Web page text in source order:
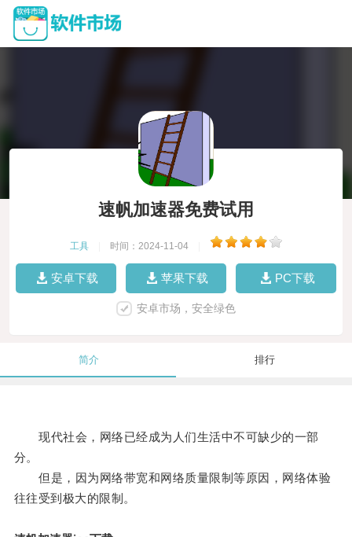
速帆加速器免费试用
工具 时间：2024-11-04
安卓下载 苹果下载 PC下载
安卓市场，安全绿色
简介 排行
现代社会，网络已经成为人们生活中不可缺少的一部
分。
但是，因为网络带宽和网络质量限制等原因，网络体验
往往受到极大的限制。